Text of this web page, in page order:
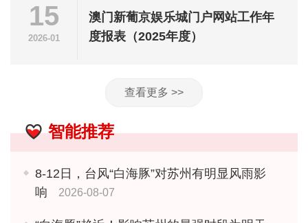
15
2026-01
澳门新葡京娱乐城门户网站工作年
度报表（2025年度）
查看更多 >>
智能推荐
8-12日，台风“白海豚”对苏州有明显风雨影
响
2026-08-07